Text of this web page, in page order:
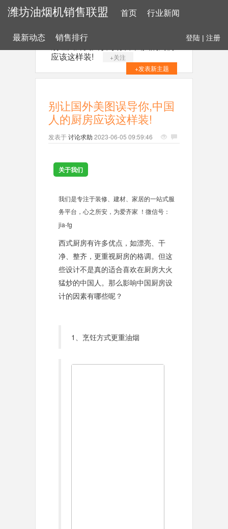
潍坊油烟机销售联盟 首页 行业新闻
最新动态 销售排行 登陆 | 注册
应该这样装!
+关注
+发表新主题
别让国外美图误导你,中国
人的厨房应该这样装!
发表于讨论求助 2023-06-05 09:59:46
关于我们
我们是专注于装修、建材、家居的一站式服
务平台，心之所安，为爱齐家 ！ 微信号：
jia-fg
西式厨房有许多优点，如漂亮、干
净、整齐，更重视厨房的格调。但这
些设计不是真的适合喜欢在厨房大火
猛炒的中国人。那么影响中国厨房设
计的因素有哪些呢？
1、烹饪方式更重油烟